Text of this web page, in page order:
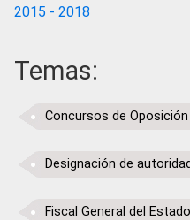
2015 - 2018
Temas:
Concursos de
Designación de
Fiscal General del Estado